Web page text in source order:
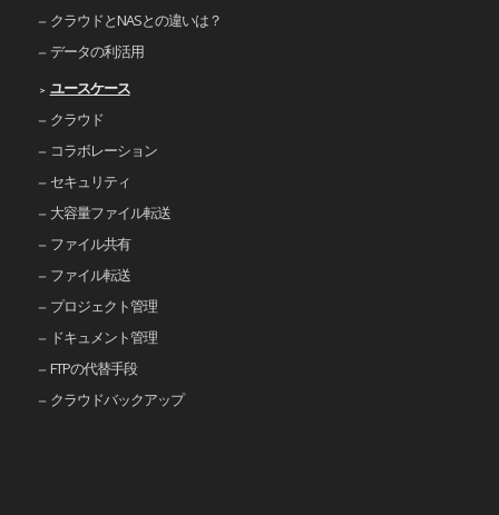
クラウドとNASとの違いは？
データの利活用
ユースケース
クラウド
コラボレーション
セキュリティ
大容量ファイル転送
ファイル共有
ファイル転送
プロジェクト管理
ドキュメント管理
FTPの代替手段
クラウドバックアップ